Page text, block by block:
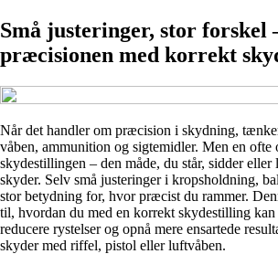
Små justeringer, stor forskel
præcisionen med korrekt
Når det handler om præcision i skydning,
våben, ammunition og sigtemidler. Men en ofte
skydestillingen – den måde, du står, sidder eller
skyder. Selv små justeringer i kropsholdning,
stor betydning for, hvor præcist du rammer.
til, hvordan du med en korrekt skydestilling
reducere rystelser og opnå mere ensartede
skyder med riffel, pistol eller luftvåben.